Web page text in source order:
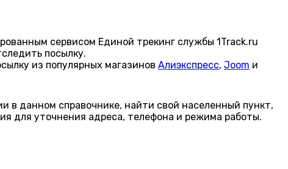
сервисом Единой трекинг службы 1Track.ru
посылку.
из популярных магазинов Алиэкспресс, Joom и
в данном справочнике, найти свой населенный пункт,
для уточнения адреса, телефона и режима работы.